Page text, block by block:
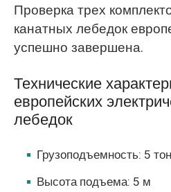
Проверка трех
канатных лебедок
успешно завершена.
Технические
европейских
лебедок
Грузоподъемность: 5
Высота подъема: 5 м